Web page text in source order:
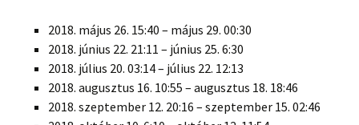
2018. május 26. 15:40 – május 29. 00:30
2018. június 22. 21:11 – június 25. 6:30
2018. július 20. 03:14 – július 22. 12:13
2018. augusztus 16. 10:55 – augusztus 18. 18:46
2018. szeptember 12. 20:16 – szeptember 15. 02:46